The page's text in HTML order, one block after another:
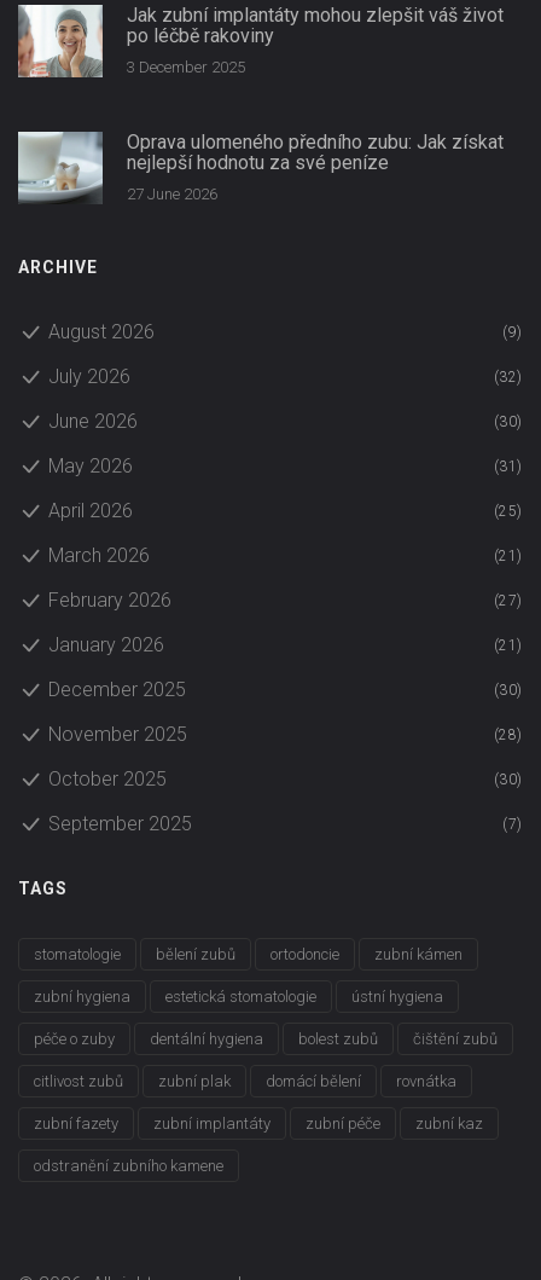
Jak zubní implantáty mohou zlepšit váš život
po léčbě rakoviny
3 December 2025
Oprava ulomeného předního zubu: Jak získat
nejlepší hodnotu za své peníze
27 June 2026
ARCHIVE
August 2026 (9)
July 2026 (32)
June 2026 (30)
May 2026 (31)
April 2026 (25)
March 2026 (21)
February 2026 (27)
January 2026 (21)
December 2025 (30)
November 2025 (28)
October 2025 (30)
September 2025 (7)
TAGS
stomatologie bělení zubů ortodoncie zubní kámen
zubní hygiena estetická stomatologie ústní hygiena
péče o zuby dentální hygiena bolest zubů čištění zubů
citlivost zubů zubní plak domácí bělení rovnátka
zubní fazety zubní implantáty zubní péče zubní kaz
odstranění zubního kamene